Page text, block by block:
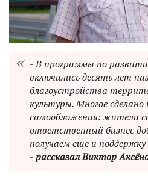
- В программы по
включились десять лет
благоустройства
культуры. Многое
самообложения: жители
ответственный бизнес
получаем еще и
-рассказал Виктор